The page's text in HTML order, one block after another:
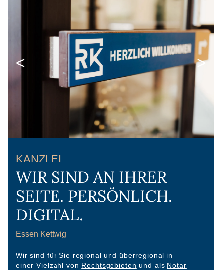
< >
KANZLEI
WIR SIND AN IHRER
SEITE. PERSÖNLICH.
DIGITAL.
Essen Kettwig
Wir sind für Sie regional und überregional in
einer Vielzahl von Rechtsgebieten und als Notar